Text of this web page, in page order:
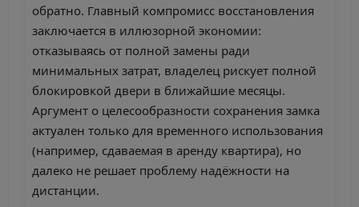
обратно. Главный компромисс восстановления
заключается в иллюзорной экономии:
отказываясь от полной замены ради
минимальных затрат, владелец рискует полной
блокировкой двери в ближайшие месяцы.
Аргумент о целесообразности сохранения замка
актуален только для временного использования
(например, сдаваемая в аренду квартира), но
далеко не решает проблему надёжности на
дистанции.